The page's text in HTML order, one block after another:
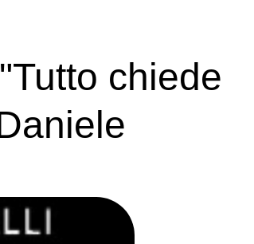
chiede